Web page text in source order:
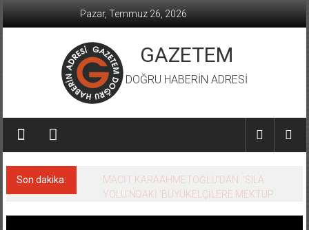
Pazar, Temmuz 26, 2026
GAZETEM
DOĞRU HABERİN ADRESİ
Son dakika:
MACİT KARAAHMETOĞLU’DAN ‘SILA
YOLU’NDAKİ ’BÜYÜKELÇİLERE MEKTUP